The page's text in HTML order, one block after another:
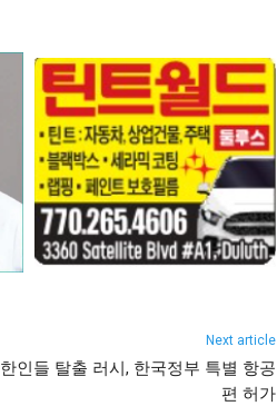
Next article
인들 탈출 러시, 한국정부 특별 항공
편 허가